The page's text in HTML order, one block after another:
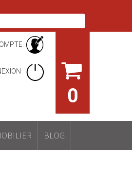
0
BLOG